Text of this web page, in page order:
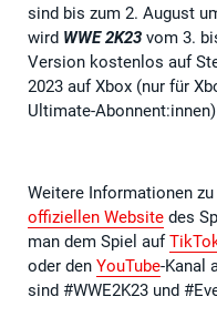
sind bis zum 2. August
wird WWE 2K23 vom 3.
Version kostenlos auf
2023 auf Xbox (nur für
Ultimate-
Weitere Informationen zu
offiziellen Website des
man dem Spiel auf
oder den YouTube-Kanal
sind #WWE2K23 und